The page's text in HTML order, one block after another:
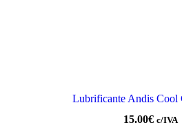
Lubrificante Andis Cool
15.00€ c/IVA